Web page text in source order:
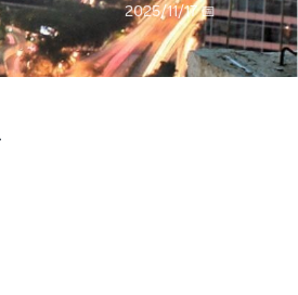
📅 2025/11/17